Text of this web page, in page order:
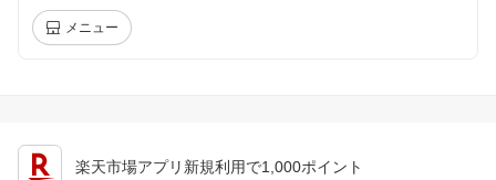
メニュー
楽天市場アプリ新規利用で1,000ポイント